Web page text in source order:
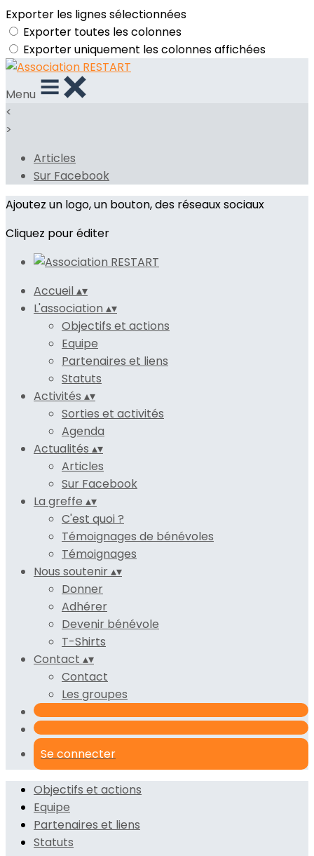
Exporter les lignes sélectionnées
Exporter toutes les colonnes
Exporter uniquement les colonnes affichées
Menu
<
>
Articles
Sur Facebook
Ajoutez un logo, un bouton, des réseaux sociaux
Cliquez pour éditer
Accueil▴▾
L'association ▴▾
Objectifs et actions
Equipe
Partenaires et liens
Statuts
Activités ▴▾
Sorties et activités
Agenda
Actualités ▴▾
Articles
Sur Facebook
La greffe ▴▾
C'est quoi ?
Témoignages de bénévoles
Témoignages
Nous soutenir▴▾
Donner
Adhérer
Devenir bénévole
T-Shirts
Contact ▴▾
Contact
Les groupes
Se connecter
Objectifs et actions
Equipe
Partenaires et liens
Statuts